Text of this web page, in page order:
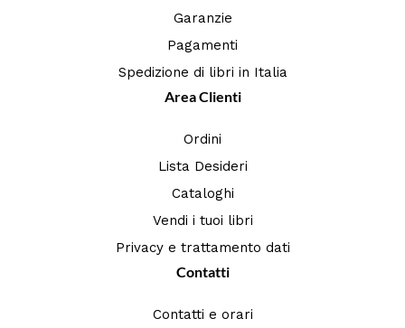
Garanzie
Pagamenti
Spedizione di libri in Italia
Area Clienti
Ordini
Lista Desideri
Cataloghi
Vendi i tuoi libri
Privacy e trattamento dati
Contatti
Contatti e orari